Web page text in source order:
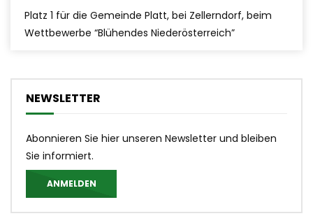
Platz 1 für die Gemeinde Platt, bei Zellerndorf, beim
Wettbewerbe “Blühendes Niederösterreich”
NEWSLETTER
Abonnieren Sie hier unseren Newsletter und bleiben
Sie informiert.
ANMELDEN